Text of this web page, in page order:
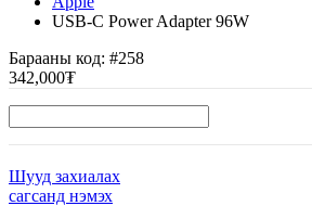
USB-C Power Adapter 96W
Барааны код: #258
342,000₮
Шууд захиалах
сагсанд нэмэх